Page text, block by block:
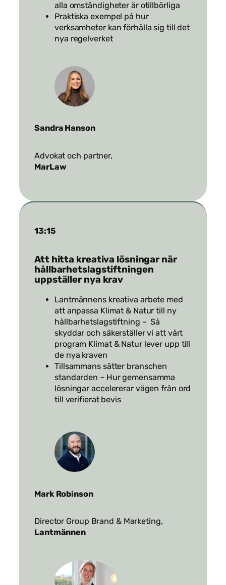
alla omständigheter är otillbörliga
Praktiska exempel på hur
verksamheter kan förhålla sig till det
nya regelverket
Sandra Hanson
Advokat och partner,
MarLaw
13:15
Att hitta kreativa lösningar när
hållbarhetslagstiftningen
uppställer nya krav
Lantmännens kreativa arbete med
att anpassa Klimat & Natur till ny
hållbarhetslagstiftning – Så
skyddar och säkerställer vi att vårt
program Klimat & Natur lever upp till
de nya kraven
Tillsammans sätter branschen
standarden – Hur gemensamma
lösningar accelererar vägen från ord
till verifierat bevis
Mark Robinson
Director Group Brand & Marketing,
Lantmännen